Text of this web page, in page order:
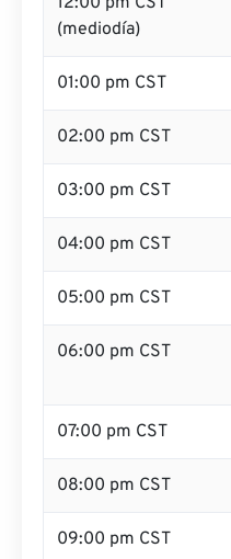
(mediodía)
01:00 pm CST
02:00 pm CST
03:00 pm CST
04:00 pm CST
05:00 pm CST
06:00 pm CST
07:00 pm CST
08:00 pm CST
09:00 pm CST